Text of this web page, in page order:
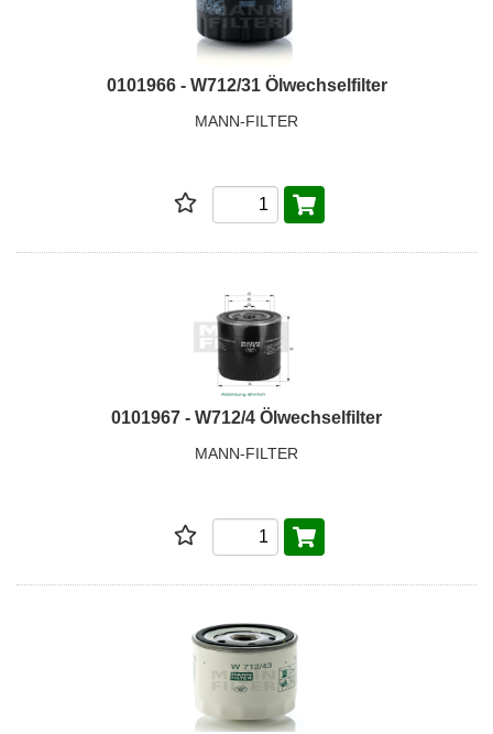
0101966 - W712/31 Ölwechselfilter
MANN-FILTER
0101967 - W712/4 Ölwechselfilter
MANN-FILTER